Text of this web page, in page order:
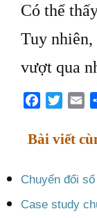
Có thể
Tuy nhiên,
vượt qua
Facebook
Twitter
Bài viết
Chuyển đổi
Case study